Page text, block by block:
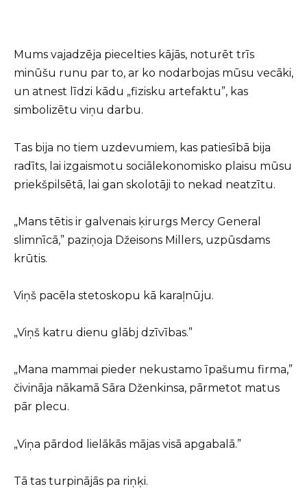
Mums vajadzēja piecelties kājās, noturēt trīs
minūšu runu par to, ar ko nodarbojas mūsu vecāki,
un atnest līdzi kādu „fizisku artefaktu”, kas
simbolizētu viņu darbu.
Tas bija no tiem uzdevumiem, kas patiesībā bija
radīts, lai izgaismotu sociālekonomisko plaisu mūsu
priekšpilsētā, lai gan skolotāji to nekad neatzītu.
„Mans tētis ir galvenais ķirurgs Mercy General
slimnīcā,” paziņoja Džeisons Millers, uzpūsdams
krūtis.
Viņš pacēla stetoskopu kā karaļnūju.
„Viņš katru dienu glābj dzīvības.”
„Mana mammai pieder nekustamo īpašumu firma,”
čivināja nākamā Sāra Dženkinsa, pārmetot matus
pār plecu.
„Viņa pārdod lielākās mājas visā apgabalā.”
Tā tas turpinājās pa riņķi.